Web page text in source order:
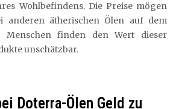
Wohlbefindens. Die Preise mögen
anderen ätherischen Ölen auf dem
Menschen finden den Wert dieser
unschätzbar.
Doterra-Ölen Geld zu